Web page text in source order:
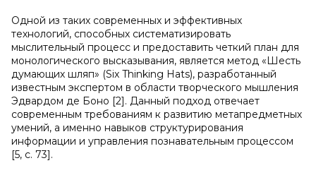
Одной из таких современных и эффективных
технологий, способных систематизировать
мыслительный процесс и предоставить четкий план для
монологического высказывания, является метод «Шесть
думающих шляп» (Six Thinking Hats), разработанный
известным экспертом в области творческого мышления
Эдвардом де Боно [2]. Данный подход отвечает
современным требованиям к развитию метапредметных
умений, а именно навыков структурирования
информации и управления познавательным процессом
[5, с. 73].